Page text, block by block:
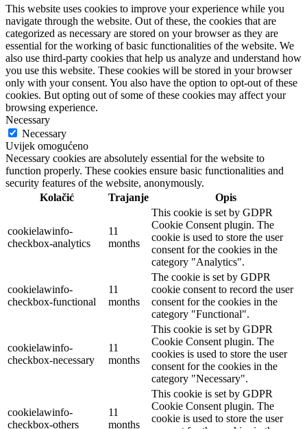
This website uses cookies to improve your experience while you
navigate through the website. Out of these, the cookies that are
categorized as necessary are stored on your browser as they are
essential for the working of basic functionalities of the website. We
also use third-party cookies that help us analyze and understand how
you use this website. These cookies will be stored in your browser
only with your consent. You also have the option to opt-out of these
cookies. But opting out of some of these cookies may affect your
browsing experience.
Necessary
Necessary
Uvijek omogućeno
Necessary cookies are absolutely essential for the website to
function properly. These cookies ensure basic functionalities and
security features of the website, anonymously.
Kolačić
Trajanje Opis
cookielawinfo-
checkbox-analytics
11
months
This cookie is set by GDPR
Cookie Consent plugin. The
cookie is used to store the user
consent for the cookies in the
category "Analytics".
cookielawinfo-
checkbox-functional
11
months
The cookie is set by GDPR
cookie consent to record the user
consent for the cookies in the
category "Functional".
cookielawinfo-
checkbox-necessary
11
months
This cookie is set by GDPR
Cookie Consent plugin. The
cookies is used to store the user
consent for the cookies in the
category "Necessary".
cookielawinfo-
checkbox-others
11
months
This cookie is set by GDPR
Cookie Consent plugin. The
cookie is used to store the user